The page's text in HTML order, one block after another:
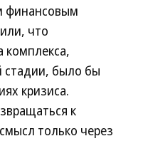
финансовым
что
комплекса,
стадии, было бы
кризиса.
к
только через